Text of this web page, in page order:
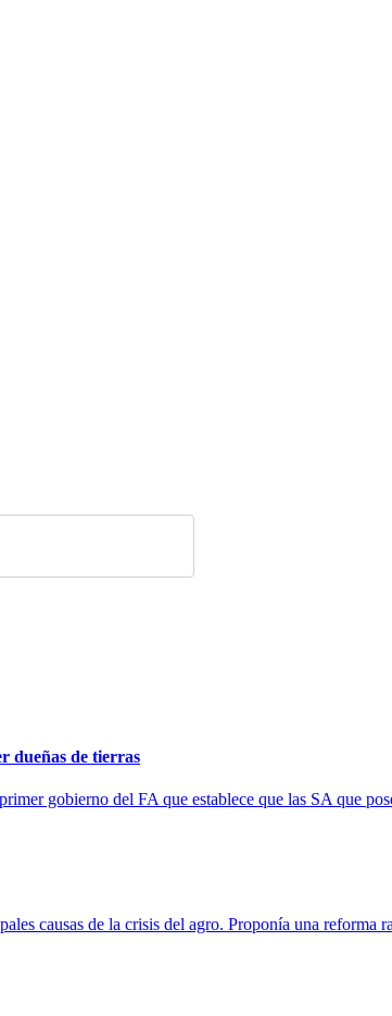
dueñas de tierras
gobierno del FA que establece que las SA que
causas de la crisis del agro. Proponía una